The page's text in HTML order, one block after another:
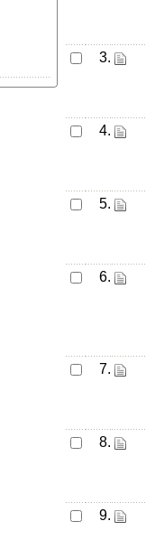
3.
4.
5.
6.
7.
8.
9.